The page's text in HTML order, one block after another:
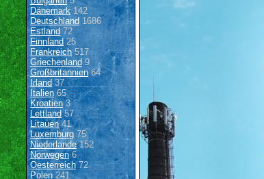
Dänemark142
Deutschland 1686
Estland 72
Finnland 25
Frankreich517
Griechenland9
Großbritannien64
Irland 37
Italien65
Kroatien3
Lettland57
Litauen41
Luxemburg 75
Niederlande152
Norwegen6
Oesterreich72
Polen 241